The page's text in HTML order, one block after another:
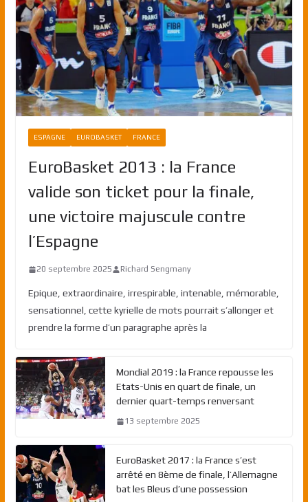
ESPAGNE EUROBASKET FRANCE
EuroBasket 2013 : la France
valide son ticket pour la finale,
une victoire majuscule contre
l’Espagne
20 septembre 2025 Richard Sengmany
Epique, extraordinaire, irrespirable, intenable, mémorable,
sensationnel, cette kyrielle de mots pourrait s’allonger et
prendre la forme d’un paragraphe après la
Mondial 2019 : la France repousse les
Etats-Unis en quart de finale, un
dernier quart-temps renversant
13 septembre 2025
EuroBasket 2017 : la France s’est
arrêté en 8ème de finale, l’Allemagne
bat les Bleus d’une possession